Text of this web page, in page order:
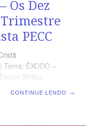
Os Dez
PECC
Tema: ÊXODO –
Biblica
CONTINUE LENDO →